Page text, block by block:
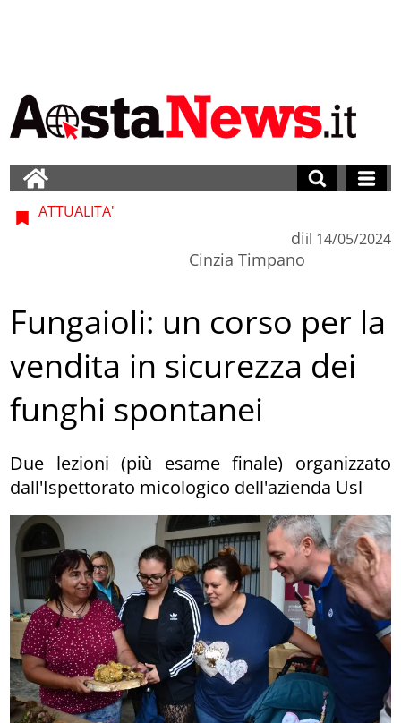
ATTUALITA'
di
Cinzia Timpano
il 14/05/2024
Fungaioli: un corso per la
vendita in sicurezza dei
funghi spontanei
Due lezioni (più esame finale) organizzato
dall'Ispettorato micologico dell'azienda Usl